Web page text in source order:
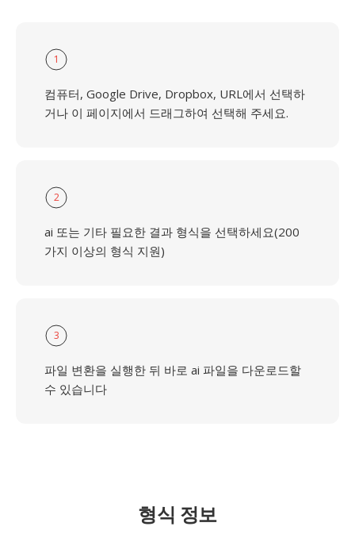
1
컴퓨터, Google Drive, Dropbox, URL에서 선택하
거나 이 페이지에서 드래그하여 선택해 주세요.
2
ai 또는 기타 필요한 결과 형식을 선택하세요(200
가지 이상의 형식 지원)
3
파일 변환을 실행한 뒤 바로 ai 파일을 다운로드할
수 있습니다
형식 정보